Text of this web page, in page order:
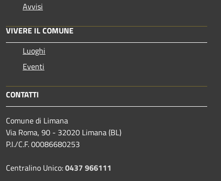
Avvisi
VIVERE IL COMUNE
Luoghi
Eventi
CONTATTI
Comune di Limana
Via Roma, 90 - 32020 Limana (BL)
P.I./C.F. 00086680253
Centralino Unico:0437 966111